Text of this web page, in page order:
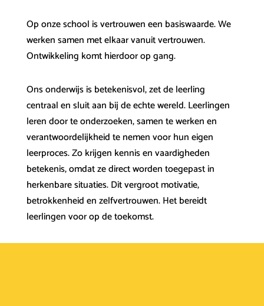
Op onze school is vertrouwen een basiswaarde. We
werken samen met elkaar vanuit vertrouwen.
Ontwikkeling komt hierdoor op gang.
Ons onderwijs is betekenisvol, zet de leerling
centraal en sluit aan bij de echte wereld. Leerlingen
leren door te onderzoeken, samen te werken en
verantwoordelijkheid te nemen voor hun eigen
leerproces. Zo krijgen kennis en vaardigheden
betekenis, omdat ze direct worden toegepast in
herkenbare situaties. Dit vergroot motivatie,
betrokkenheid en zelfvertrouwen. Het bereidt
leerlingen voor op de toekomst.